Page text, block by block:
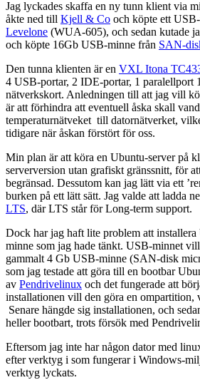
Jag lyckades skaffa en ny tunn klient via
åkte ned till Kjell & Co och köpte ett
Levelone (WUA-605), och sedan kutade
och köpte 16Gb USB-minne från SAN-
Den tunna klienten är en VXL Itona
4 USB-portar, 2 IDE-portar, 1 paralellport
nätverkskort. Anledningen till att jag vill
är att förhindra att eventuell åska skall
temperaturnätveket till datornätverket,
tidigare när åskan förstört för oss.
Min plan är att köra en Ubuntu-server på
serverversion utan grafiskt gränssnitt, för
begränsad. Dessutom kan jag lätt via ett
burken på ett lätt sätt. Jag valde att ladda
LTS, där LTS står för Long-term support.
Dock har jag haft lite problem att
minne som jag hade tänkt. USB-minnet
gammalt 4 Gb USB-minne (SAN-disk
som jag testade att göra till en bootbar
av Pendrivelinux och det fungerade att
installationen vill den göra en ompartition,
Senare hängde sig installationen, och
heller bootbart, trots försök med
Eftersom jag inte har någon dator med
efter verktyg i som fungerar i Windows-
verktyg lyckats.